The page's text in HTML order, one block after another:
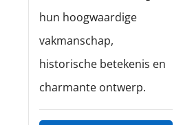
hun hoogwaardige
vakmanschap,
historische betekenis en
charmante ontwerp.